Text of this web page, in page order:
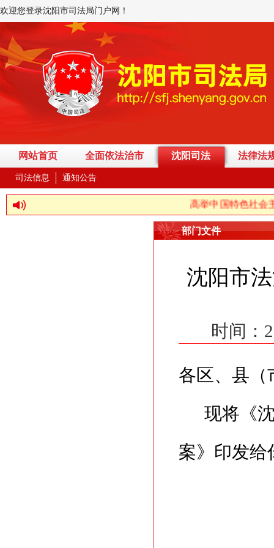
欢迎您登录沈阳市司法局门户网！
网站首页 全面依法治市 沈阳司法 法律法
司法信息 通知公告
高举中国特色社会主义伟
部门文件
沈阳市
时间
各区、县（
现将《
案》印发给